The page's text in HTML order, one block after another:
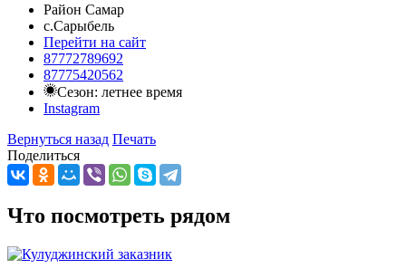
Район Самар
с.Сарыбель
Перейти на сайт
87772789692
87775420562
Сезон: летнее время
Instagram
Вернуться назад Печать
Поделиться
Что посмотреть рядом